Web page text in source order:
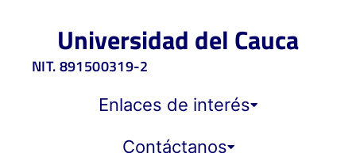
Universidad del Cauca
NIT. 891500319-2
Enlaces de interés
Contáctanos